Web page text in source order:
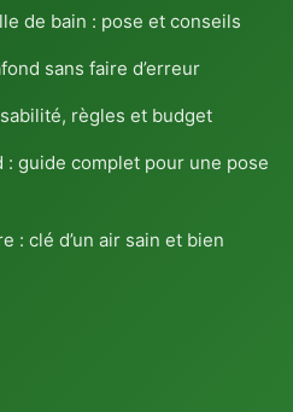
de bain : pose et conseils
sans faire d’erreur
règles et budget
: guide complet pour une pose
: clé d’un air sain et bien